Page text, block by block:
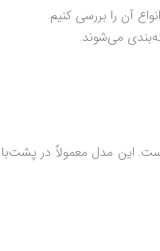
آن را بررسی کنیم.
می‌شوند.
این مدل معمولاً در